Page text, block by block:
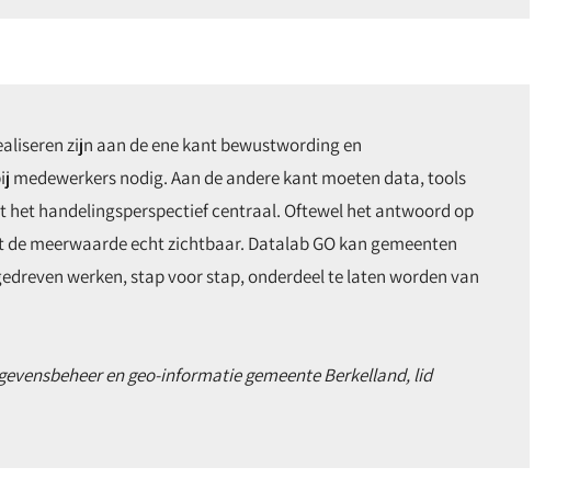
zijn aan de ene kant bewustwording en
nodig. Aan de andere kant moeten data, tools
het handelingsperspectief centraal. Oftewel het antwoord op
de meerwaarde echt zichtbaar. Datalab GO kan gemeenten
werken, stap voor stap, onderdeel te laten worden van
en geo-informatie gemeente Berkelland, lid